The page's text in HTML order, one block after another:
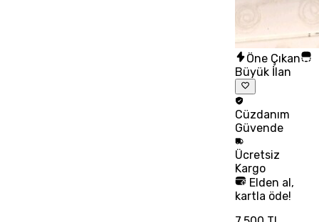
Öne Çıkan
Büyük İlan
Cüzdanım
Güvende
Ücretsiz
Kargo
Elden al,
kartla öde!